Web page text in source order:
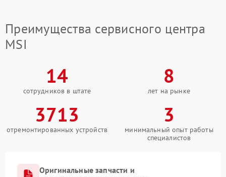
Преимущества сервисного центра
MSI
14
сотрудников в штате
8
лет на рынке
3713
отремонтированных устройств
3
минимальный опыт работы
специалистов
Оригинальные запчасти и